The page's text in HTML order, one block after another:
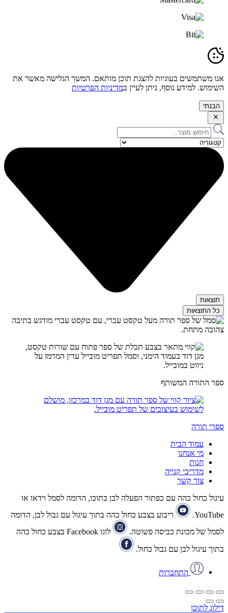
אנו משתמשים בעוגיות להצגת תוכן מותאם. המשך הגלישה מאשר את
השימוש. למידע נוסף, ניתן לעיין במדיניות הפרטיות
הבנתי
Search
...
תוצאות
כל התוצאות
ספר התורה המשותף
ספרי תורה
עמוד הבית
מי אנחנו
חנות
מדריכי קנייה
צור קשר
עיגול כחול כהה עם כפתור הפעלה לבן בתוכו, הדומה לסמל וידאו או
YouTube.
ריבוע בצבע כחול כהה בתוך עיגול עם גבול לבן, הדומה
לסמל של מכונת כביסה פשוטה.
לוגו Facebook בצבע כחול כהה
בתוך עיגול לבן עם גבול כחול.
התחברות
דילוג לתוכן